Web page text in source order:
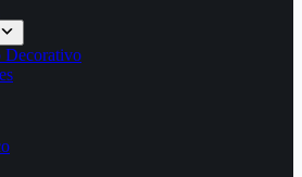
Decorativo